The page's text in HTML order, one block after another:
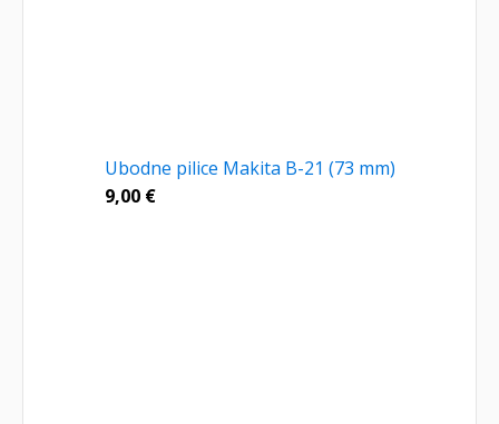
Ubodne pilice Makita B-21 (73 mm)
9,00 €